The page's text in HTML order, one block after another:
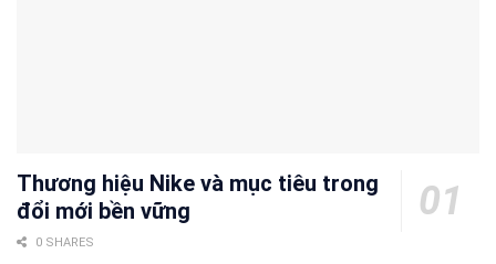
Thương hiệu Nike và mục tiêu trong
đổi mới bền vững
0 SHARES